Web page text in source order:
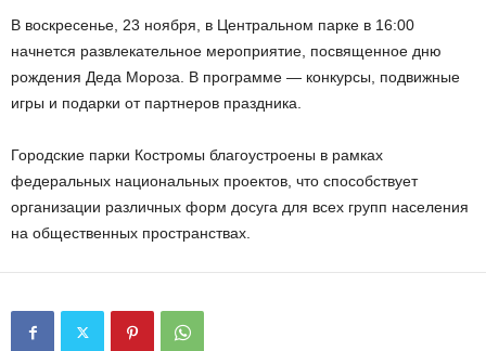
В воскресенье, 23 ноября, в Центральном парке в 16:00
начнется развлекательное мероприятие, посвященное дню
рождения Деда Мороза. В программе — конкурсы, подвижные
игры и подарки от партнеров праздника.
Городские парки Костромы благоустроены в рамках
федеральных национальных проектов, что способствует
организации различных форм досуга для всех групп населения
на общественных пространствах.